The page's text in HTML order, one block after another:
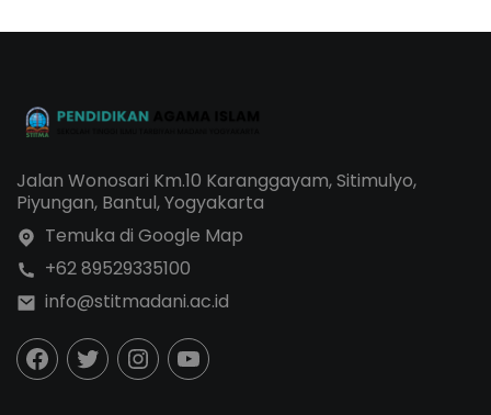
Jalan Wonosari Km.10 Karanggayam, Sitimulyo,
Piyungan, Bantul, Yogyakarta
Temuka di Google Map
+62 89529335100
info@stitmadani.ac.id